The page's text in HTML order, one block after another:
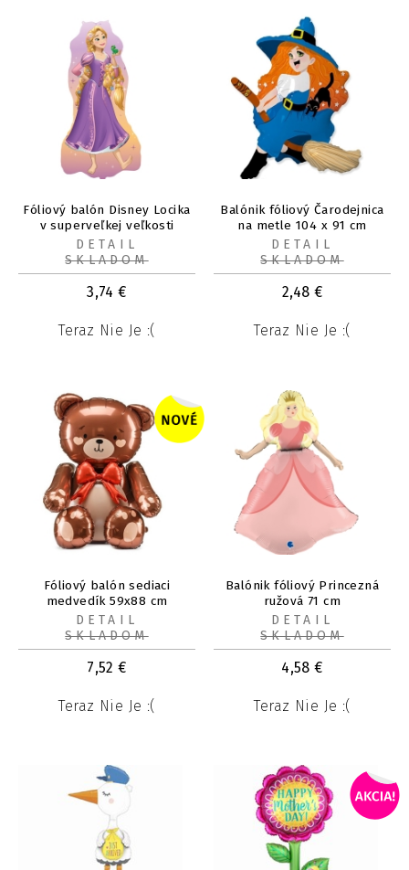
Fóliový balón Disney Locika
v superveľkej veľkosti
3,74 €
Teraz Nie Je :(
DETAIL
SKLADOM
Balónik fóliový Čarodejnica
na metle 104 x 91 cm
2,48 €
Teraz Nie Je :(
DETAIL
SKLADOM
Fóliový balón sediaci
medvedík 59x88 cm
7,52 €
Teraz Nie Je :(
DETAIL
SKLADOM
Balónik fóliový Princezná
ružová 71 cm
4,58 €
Teraz Nie Je :(
DETAIL
SKLADOM